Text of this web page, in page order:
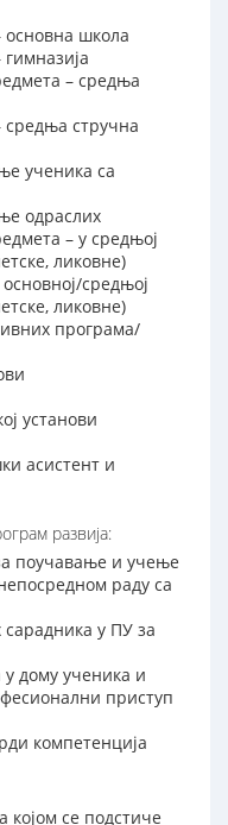
основна школа
– средња
средња стручна
ученика са
одраслих
– у средњој
ликовне)
средњој
ликовне)
програма/
установи
асистент и
развија:
поучавање и учење
раду са
у ПУ за
дому ученика и
приступ
компетенција
се подстиче